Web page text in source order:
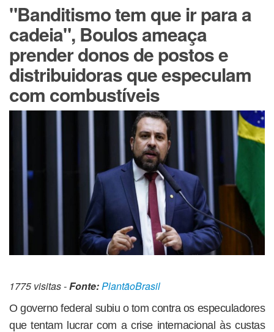
"Banditismo tem que ir para a
cadeia", Boulos ameaça
prender donos de postos e
distribuidoras que especulam
com combustíveis
1775 visitas -Fonte:PlantãoBrasil
O governo federal subiu o tom contra os especuladores
que tentam lucrar com a crise internacional às custas